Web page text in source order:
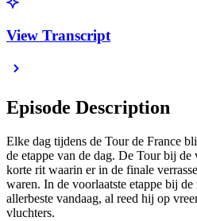
View Transcript
Episode Description
Elke dag tijdens de Tour de France
de etappe van de dag. De Tour bij de
korte rit waarin er in de finale
waren. In de voorlaatste etappe bij
allerbeste vandaag, al reed hij op
vluchters.